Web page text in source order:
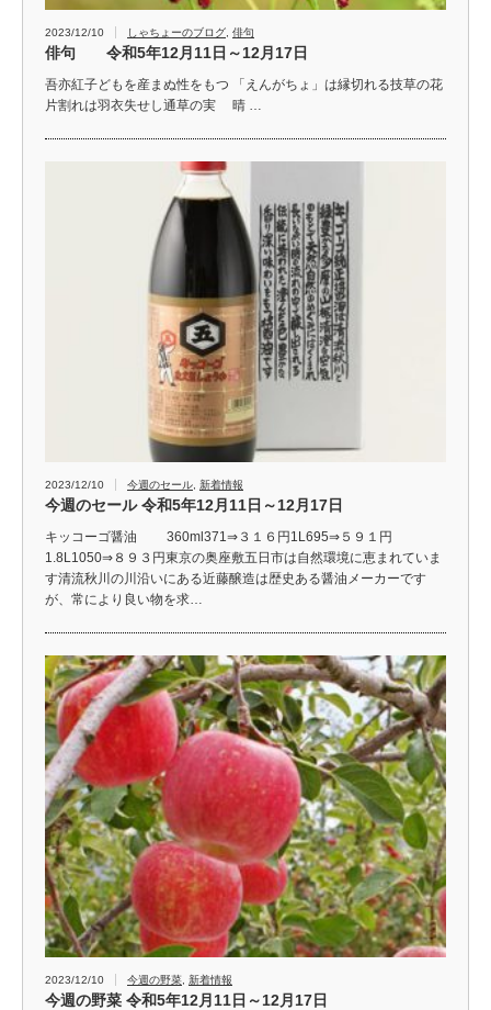
2023/12/10 しゃちょーのブログ 俳句
俳句 令和5年12月11日～12月17日
吾亦紅子どもを産まぬ性をもつ 「えんがちょ」は縁切れる技草の花
片割れは羽衣失せし通草の実 晴 …
2023/12/10 今週のセール 新着情報
今週のセール 令和5年12月11日～12月17日
キッコーゴ醤油 360ml371⇒３１６円1L695⇒５９１円
1.8L1050⇒８９３円東京の奥座敷五日市は自然環境に恵まれていま
す清流秋川の川沿いにある近藤醸造は歴史ある醤油メーカーです
が、常により良い物を求…
2023/12/10 今週の野菜 新着情報
今週の野菜 令和5年12月11日～12月17日